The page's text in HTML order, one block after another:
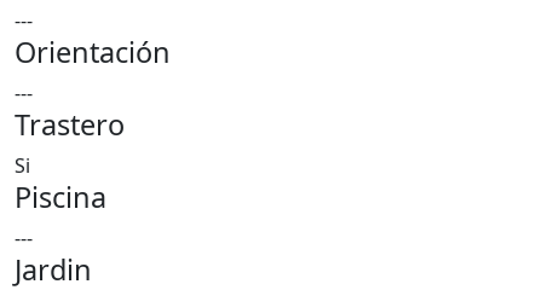
---
Orientación
---
Trastero
Si
Piscina
---
Jardin